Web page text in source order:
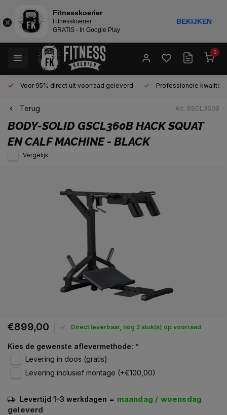
0
Voor 95% direct uit voorraad geleverd Professionele kwaliteit
Terug Art: GSCL360B
BODY-SOLIDGSCL360B HACK SQUAT
EN CALF MACHINE - BLACK
Vergelijk
€899,00 Direct leverbaar, nog 3 stuk(s) op voorraad
Kies de gewenste aflevermethode: *
Levering in doos (gratis)
Levering inclusief montage (+€100,00)
Levertijd 1–3 werkdagen = maandag / woensdag
geleverd
Fitnesskoerier
Fitnesskoerier
GRATIS - In Google Play
BEKIJKEN